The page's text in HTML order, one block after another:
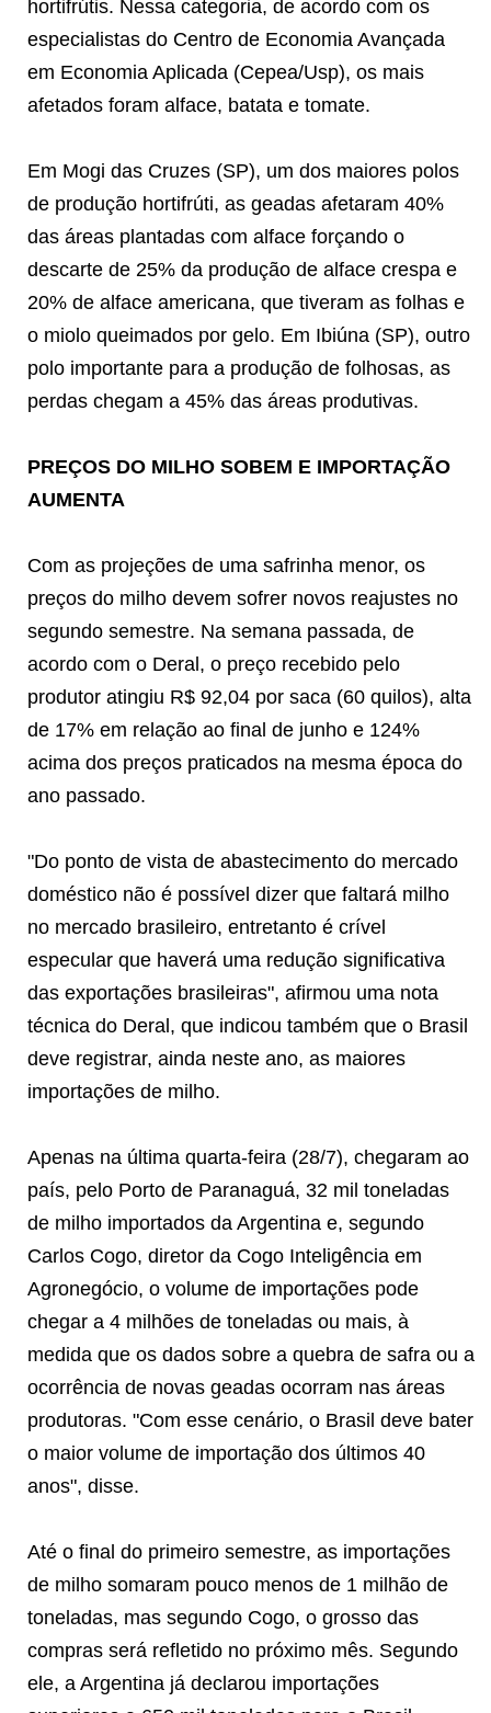
hortifrútis. Nessa categoria, de acordo com os
especialistas do Centro de Economia Avançada
em Economia Aplicada (Cepea/Usp), os mais
afetados foram alface, batata e tomate.
Em Mogi das Cruzes (SP), um dos maiores polos
de produção hortifrúti, as geadas afetaram 40%
das áreas plantadas com alface forçando o
descarte de 25% da produção de alface crespa e
20% de alface americana, que tiveram as folhas e
o miolo queimados por gelo. Em Ibiúna (SP), outro
polo importante para a produção de folhosas, as
perdas chegam a 45% das áreas produtivas.
PREÇOS DO MILHO SOBEM E IMPORTAÇÃO
AUMENTA
Com as projeções de uma safrinha menor, os
preços do milho devem sofrer novos reajustes no
segundo semestre. Na semana passada, de
acordo com o Deral, o preço recebido pelo
produtor atingiu R$ 92,04 por saca (60 quilos), alta
de 17% em relação ao final de junho e 124%
acima dos preços praticados na mesma época do
ano passado.
"Do ponto de vista de abastecimento do mercado
doméstico não é possível dizer que faltará milho
no mercado brasileiro, entretanto é crível
especular que haverá uma redução significativa
das exportações brasileiras", afirmou uma nota
técnica do Deral, que indicou também que o Brasil
deve registrar, ainda neste ano, as maiores
importações de milho.
Apenas na última quarta-feira (28/7), chegaram ao
país, pelo Porto de Paranaguá, 32 mil toneladas
de milho importados da Argentina e, segundo
Carlos Cogo, diretor da Cogo Inteligência em
Agronegócio, o volume de importações pode
chegar a 4 milhões de toneladas ou mais, à
medida que os dados sobre a quebra de safra ou a
ocorrência de novas geadas ocorram nas áreas
produtoras. "Com esse cenário, o Brasil deve bater
o maior volume de importação dos últimos 40
anos", disse.
Até o final do primeiro semestre, as importações
de milho somaram pouco menos de 1 milhão de
toneladas, mas segundo Cogo, o grosso das
compras será refletido no próximo mês. Segundo
ele, a Argentina já declarou importações